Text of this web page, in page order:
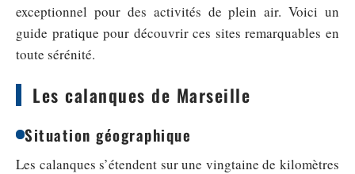
exceptionnel pour des activités de plein air. Voici un
guide pratique pour découvrir ces sites remarquables en
toute sérénité.
Les calanques de Marseille
Situation géographique
Les calanques s’étendent sur une vingtaine de kilomètres